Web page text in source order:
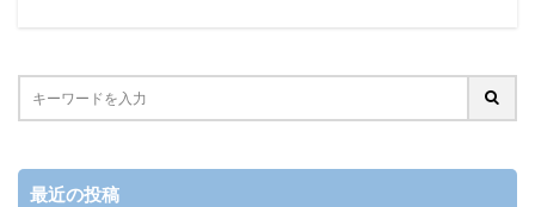
最近の投稿